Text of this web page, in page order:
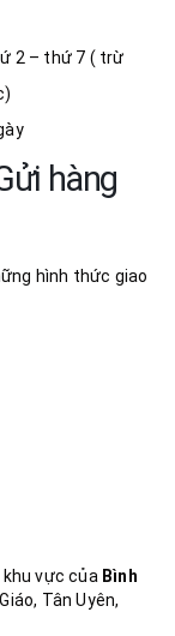
2 – thứ 7 ( trừ
hàng
hình thức giao
vực của Bình
Tân Uyên,